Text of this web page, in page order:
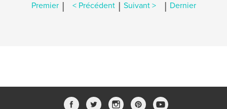
Premier | < Précédent | Suivant > | Dernier